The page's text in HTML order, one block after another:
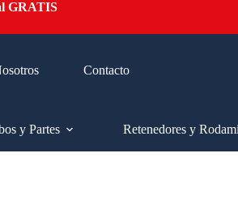
GRATIS
Contacto
y Partes Retenedores y